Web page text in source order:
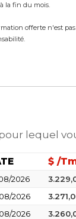
la fin du mois.
offerte n'est
lequel
$ /
2026
2026
2026